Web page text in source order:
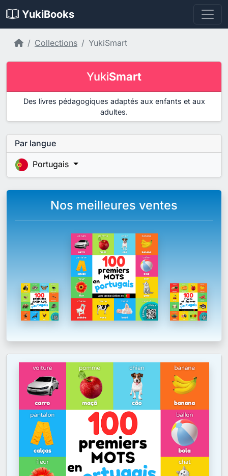
YukiBooks
Accueil
Collections YukiSmart
YukiSmart
Des livres pédagogiques adaptés aux enfants et aux
adultes.
Par langue
Portugais
Nos meilleures ventes